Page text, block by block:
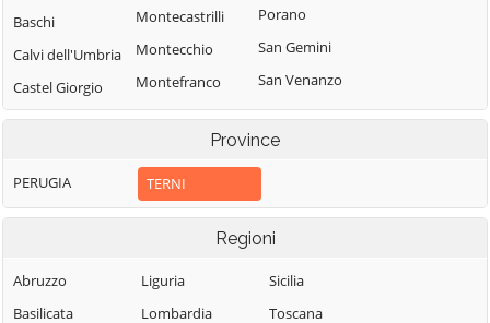
Baschi
Calvi dell'Umbria
Castel Giorgio
Castel Viscardo
Montecastrilli
Montecchio
Montefranco
Montegabbione
Monteleone
d'Orvieto
Porano
San Gemini
San Venanzo
Stroncone
Terni
Province
PERUGIA TERNI
Regioni
Abruzzo
Basilicata
Liguria
Lombardia
Sicilia
Toscana